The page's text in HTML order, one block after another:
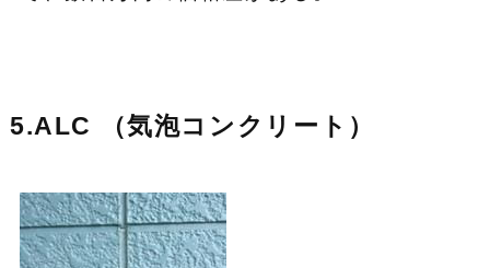
5.ALC （気泡コンクリート）